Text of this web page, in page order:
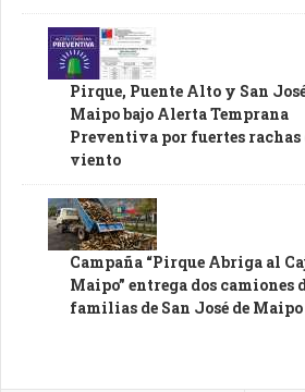
Pirque, Puente Alto y San
Maipo bajo Alerta Temprana
Preventiva por fuertes rachas
viento
Campaña “Pirque Abriga al
Maipo” entrega dos camiones
familias de San José de Maipo